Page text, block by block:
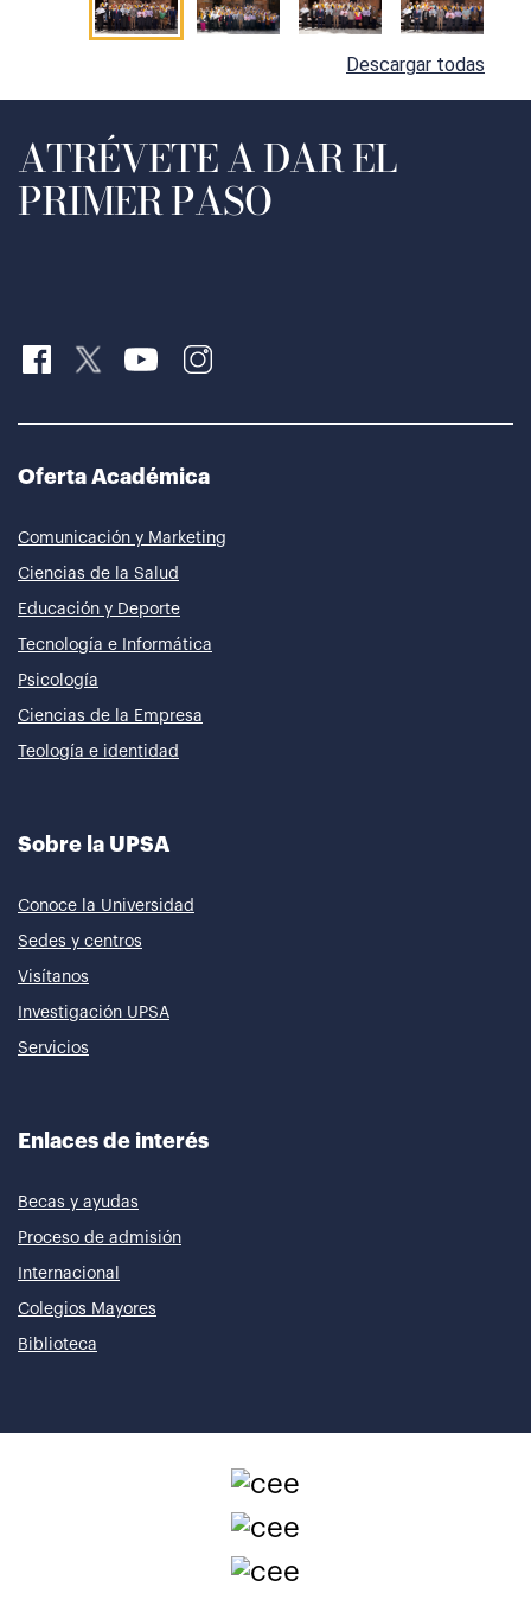
Descargar todas
ATRÉVETE A DAR EL
PRIMER PASO
Oferta Académica
Comunicación y Marketing
Ciencias de la Salud
Educación y Deporte
Tecnología e Informática
Psicología
Ciencias de la Empresa
Teología e identidad
Sobre la UPSA
Conoce la Universidad
Sedes y centros
Visítanos
Investigación UPSA
Servicios
Enlaces de interés
Becas y ayudas
Proceso de admisión
Internacional
Colegios Mayores
Biblioteca